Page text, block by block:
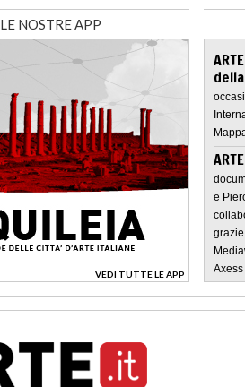
LE NOSTRE APP
VEDI TUTTE LE APP
>
e
Axess